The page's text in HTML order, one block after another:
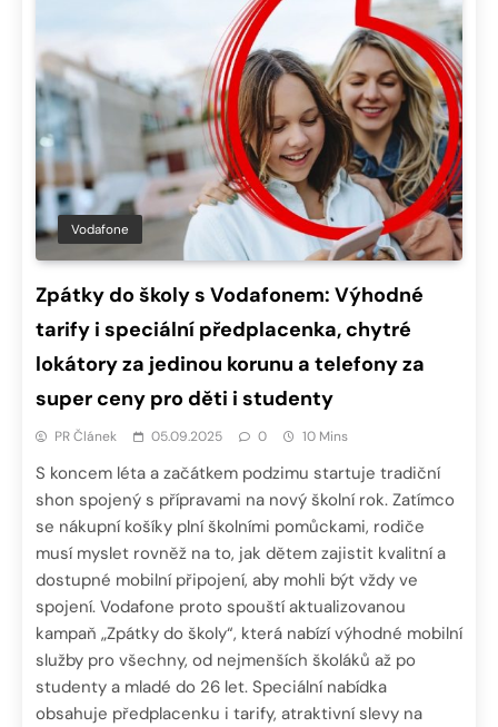
Vodafone
Zpátky do školy s Vodafonem: Výhodné
tarify i speciální předplacenka, chytré
lokátory za jedinou korunu a telefony za
super ceny pro děti i studenty
PR Článek 05.09.2025 0 10 Mins
S koncem léta a začátkem podzimu startuje tradiční
shon spojený s přípravami na nový školní rok. Zatímco
se nákupní košíky plní školními pomůckami, rodiče
musí myslet rovněž na to, jak dětem zajistit kvalitní a
dostupné mobilní připojení, aby mohli být vždy ve
spojení. Vodafone proto spouští aktualizovanou
kampaň „Zpátky do školy“, která nabízí výhodné mobilní
služby pro všechny, od nejmenších školáků až po
studenty a mladé do 26 let. Speciální nabídka
obsahuje předplacenku i tarify, atraktivní slevy na